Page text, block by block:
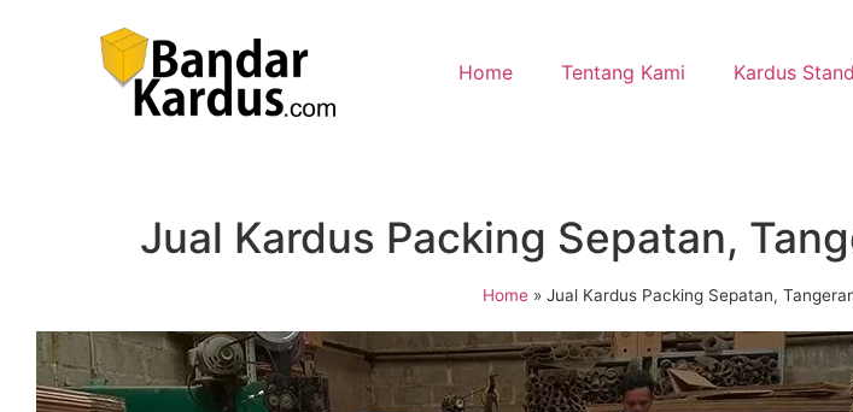
Home Tentang Kami Kardus
Jual Kardus Packing Sepatan,
Home» Jual Kardus Packing Sepatan,